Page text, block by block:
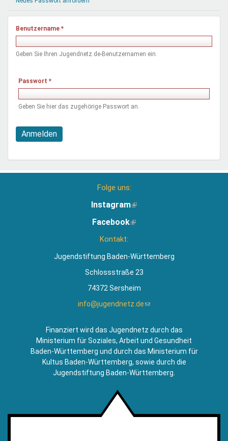
Demokratie & Beteiligung
Benutzername *
Geben Sie Ihren Jugendnetz.de-Benutzernamen ein.
Passwort *
Geben Sie hier das zugehörige Passwort an.
Anmelden
Folge uns:
Instagram(Link
extern)
Facebook(Link
Kontakt:
Jugendstiftung Baden-Württemberg
Schlossstraße 23
74372 Sersheim
info@jugendnetz.de(Link
Mail)
Finanziert wird das Jugendnetz durch das
Ministerium für Soziales, Arbeit und Gesundheit
Baden-Württemberg und durch das Ministerium für
Kultus Baden-Württemberg, sowie durch die
Jugendstiftung Baden-Württemberg.